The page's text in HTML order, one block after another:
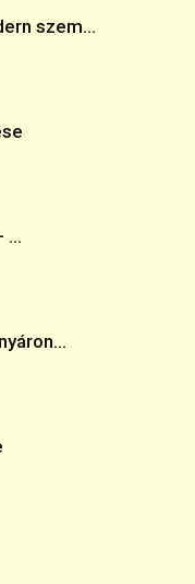
szem...
...